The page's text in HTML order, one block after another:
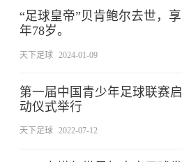
“足球皇帝”贝肯鲍尔去世，享
年78岁。
天下足球 2024-01-09
第一届中国青少年足球联赛启
动仪式举行
天下足球 2022-07-12